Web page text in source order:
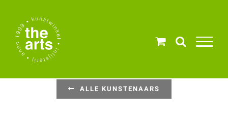
inhoud
ALLE KUNSTENAARS